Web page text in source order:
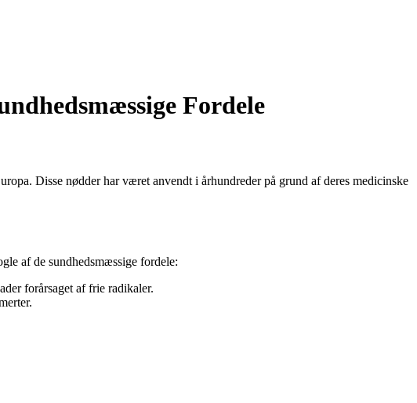
Fordele
Disse nødder har været anvendt i århundreder på grund af deres medicinske
af de sundhedsmæssige fordele:
forårsaget af frie radikaler.